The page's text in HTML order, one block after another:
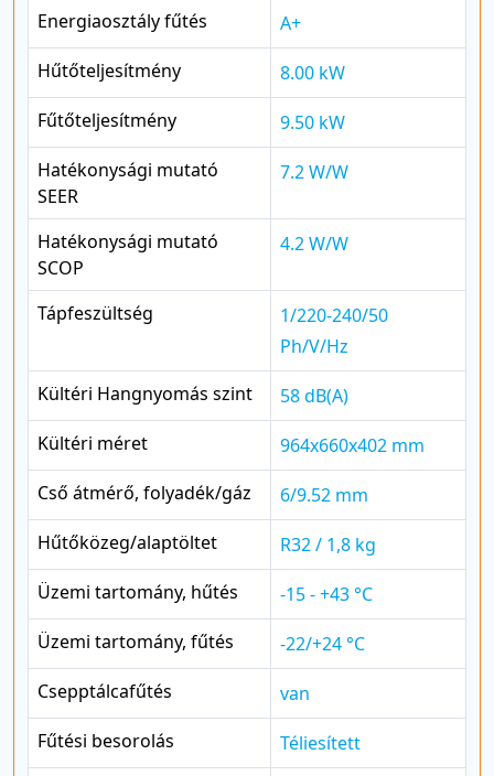
Energiaosztály fűtés
A+
Hűtőteljesítmény
8.00 kW
Fűtőteljesítmény
9.50 kW
Hatékonysági mutató
SEER
7.2 W/W
Hatékonysági mutató
SCOP
4.2 W/W
Tápfeszültség
1/220-240/50
Ph/V/Hz
Kültéri Hangnyomás szint
58 dB(A)
Kültéri méret
964x660x402 mm
Cső átmérő, folyadék/gáz
6/9.52 mm
Hűtőközeg/alaptöltet
R32 / 1,8 kg
Üzemi tartomány, hűtés
-15 - +43 °C
Üzemi tartomány, fűtés
-22/+24 °C
Csepptálcafűtés
van
Fűtési besorolás
Téliesített